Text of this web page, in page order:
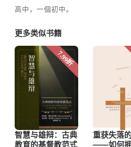
高中，一個初中。
更多类似书籍